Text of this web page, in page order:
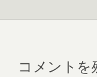
o
コメントを